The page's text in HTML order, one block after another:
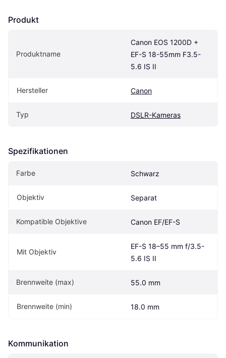
Produkt
Produktname
Canon EOS 1200D +
EF-S 18-55mm F3.5-
5.6 IS II
Hersteller Canon
Typ DSLR-Kameras
Spezifikationen
Farbe Schwarz
Objektiv Separat
Kompatible Objektive Canon EF/EF-S
Mit Objektiv
EF-S 18–55 mm f/3.5-
5.6 IS II
Brennweite (max) 55.0 mm
Brennweite (min) 18.0 mm
Kommunikation